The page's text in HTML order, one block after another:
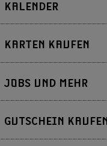
KALENDER
KARTEN KAUFEN
JOBS UND MEHR
GUTSCHEIN KAUFEN